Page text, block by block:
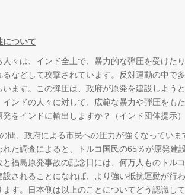
について
々は、インド全土で、暴力的な弾圧を受けた
などして攻撃されています。反対運動の中で
ます。この弾圧は、政府が原発を建設しよう
ンドの人々に対して、広範な暴力や弾圧をも
をインドに輸出しますか？（インド団体提示）
間、政府による市民への圧力が強くなってい
た調査によると、トルコ国民の65％が原発建
福島原発事故の記念日には、何万人ものトル
されることになれば、より強い抵抗運動が行
す。日本側は以上のことについてどう認識し